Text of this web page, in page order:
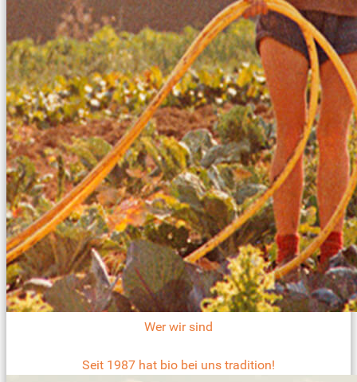
Wer wir sind
Seit 1987 hat bio bei uns tradition!